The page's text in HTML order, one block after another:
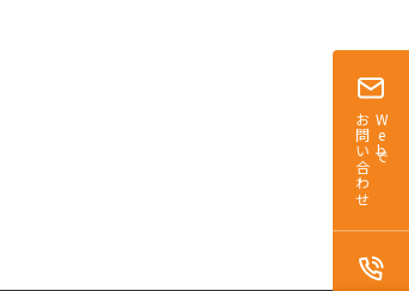
Webで
お問い合わせ